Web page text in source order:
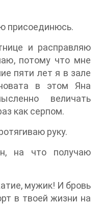
присоединюсь.
и расправляю
потому что мне
пяти лет я в зале
в этом Яна
величать
как серпом.
руку.
на что получаю
мужик! И бровь
в твоей жизни на